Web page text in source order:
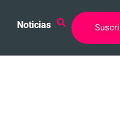
Noticias